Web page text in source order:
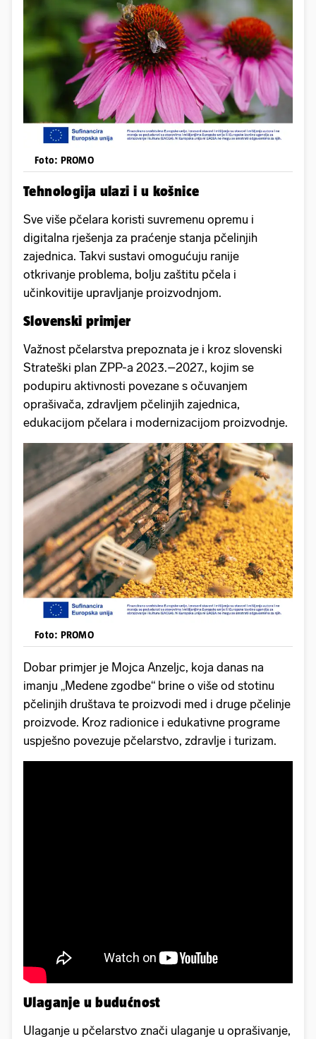
Foto: PROMO
Tehnologija ulazi i u košnice
Sve više pčelara koristi suvremenu opremu i
digitalna rješenja za praćenje stanja pčelinjih
zajednica. Takvi sustavi omogućuju ranije
otkrivanje problema, bolju zaštitu pčela i
učinkovitije upravljanje proizvodnjom.
Slovenski primjer
Važnost pčelarstva prepoznata je i kroz slovenski
Strateški plan ZPP-a 2023.–2027., kojim se
podupiru aktivnosti povezane s očuvanjem
oprašivača, zdravljem pčelinjih zajednica,
edukacijom pčelara i modernizacijom proizvodnje.
Foto: PROMO
Dobar primjer je Mojca Anzeljc, koja danas na
imanju „Medene zgodbe“ brine o više od stotinu
pčelinjih društava te proizvodi med i druge pčelinje
proizvode. Kroz radionice i edukativne programe
uspješno povezuje pčelarstvo, zdravlje i turizam.
Ulaganje u budućnost
Ulaganje u pčelarstvo znači ulaganje u oprašivanje,